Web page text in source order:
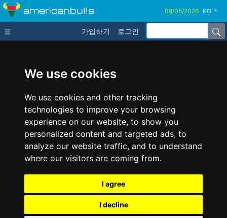
We use cookies
We use cookies and other tracking
technologies to improve your browsing
experience on our website, to show you
personalized content and targeted ads, to
analyze our website traffic, and to understand
where our visitors are coming from.
I agree
I decline
americanbulls KO
가입하기 로그인